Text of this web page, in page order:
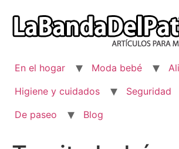
contenido
En el hogar Moda bebé
Higiene y cuidados
Seguridad
De paseo
Blog